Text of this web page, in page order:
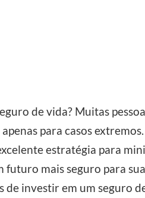
de vida? Muitas
para casos
estratégia para
mais seguro para
de investir em um seguro